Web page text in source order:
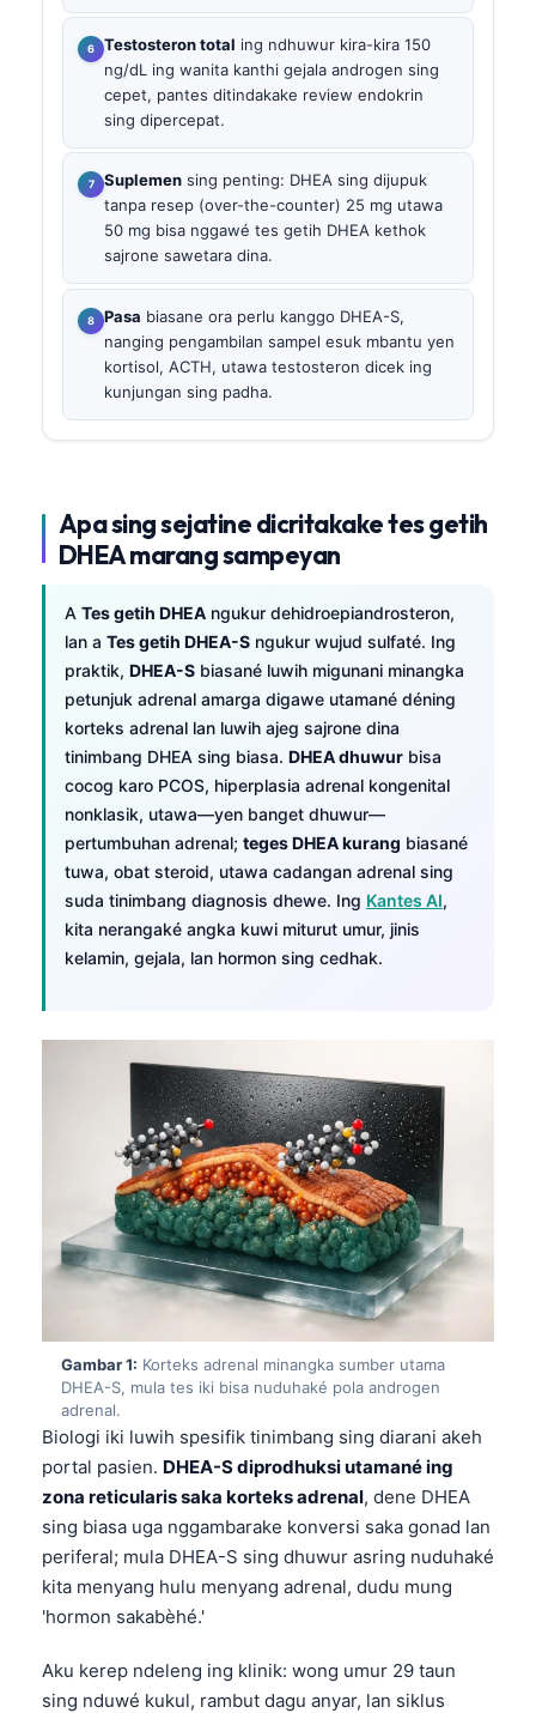
Testosteron total ing ndhuwur kira-kira 150
ng/dL ing wanita kanthi gejala androgen sing
cepet, pantes ditindakake review endokrin
sing dipercepat.
Suplemen sing penting: DHEA sing dijupuk
tanpa resep (over-the-counter) 25 mg utawa
50 mg bisa nggawé tes getih DHEA kethok
sajrone sawetara dina.
Pasa biasane ora perlu kanggo DHEA-S,
nanging pengambilan sampel esuk mbantu yen
kortisol, ACTH, utawa testosteron dicek ing
kunjungan sing padha.
Apa sing sejatine dicritakake tes getih
DHEA marang sampeyan
A Tes getih DHEA ngukur dehidroepiandrosteron,
lan a Tes getih DHEA-S ngukur wujud sulfaté. Ing
praktik, DHEA-S biasané luwih migunani minangka
petunjuk adrenal amarga digawe utamané déning
korteks adrenal lan luwih ajeg sajrone dina
tinimbang DHEA sing biasa. DHEA dhuwur bisa
cocog karo PCOS, hiperplasia adrenal kongenital
nonklasik, utawa—yen banget dhuwur—
pertumbuhan adrenal; teges DHEA kurang biasané
tuwa, obat steroid, utawa cadangan adrenal sing
suda tinimbang diagnosis dhewe. Ing Kantes AI,
kita nerangaké angka kuwi miturut umur, jinis
kelamin, gejala, lan hormon sing cedhak.
Gambar 1: Korteks adrenal minangka sumber utama
DHEA-S, mula tes iki bisa nuduhaké pola androgen
adrenal.
Biologi iki luwih spesifik tinimbang sing diarani akeh
portal pasien. DHEA-S diprodhuksi utamané ing
zona reticularis saka korteks adrenal, dene DHEA
sing biasa uga nggambarake konversi saka gonad lan
periferal; mula DHEA-S sing dhuwur asring nuduhaké
kita menyang hulu menyang adrenal, dudu mung
'hormon sakabèhé.'
Aku kerep ndeleng ing klinik: wong umur 29 taun
sing nduwé kukul, rambut dagu anyar, lan siklus